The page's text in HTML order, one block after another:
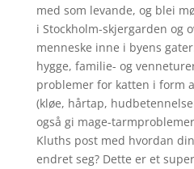
med som levande, og blei
i Stockholm-skjergarden og
menneske inne i byens
hygge, familie- og
problemer for katten i form
(kløe, hårtap,
også gi mage-
Kluths post med hvordan
endret seg? Dette er et